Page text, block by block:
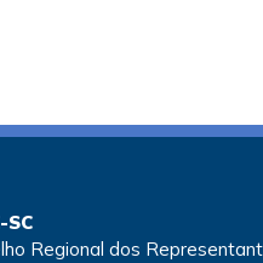
SC
Regional dos